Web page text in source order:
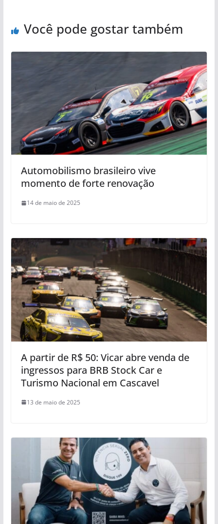
Você pode gostar também
Automobilismo brasileiro vive
momento de forte renovação
14 de maio de 2025
A partir de R$ 50: Vicar abre venda de
ingressos para BRB Stock Car e
Turismo Nacional em Cascavel
13 de maio de 2025